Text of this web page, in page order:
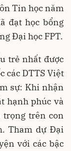
Tin học năm
đạt học bổng
Đại học FPT.
trẻ nhất được
các DTTS Việt
sự: Khi nhận
hạnh phúc và
trọng trên con
Tham dự Đại
với các bậc